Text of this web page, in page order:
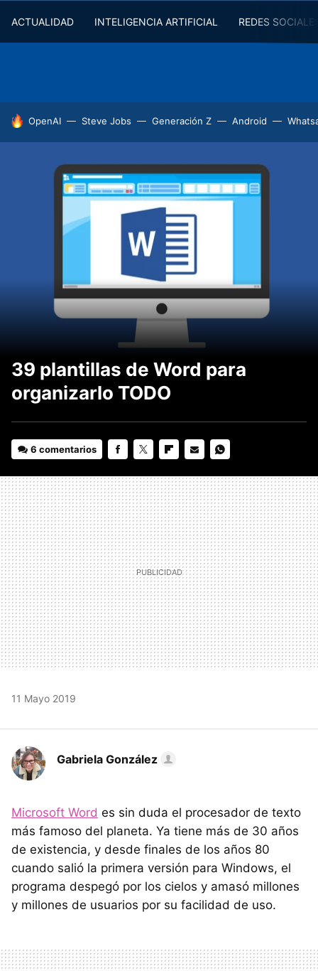
ACTUALIDAD INTELIGENCIA ARTIFICIAL REDES
HOY SE HABLA DE
OpenAI Steve Jobs Generación Z Android
39 plantillas de Word para
organizarlo TODO
6 comentarios
MAIL
11 Mayo 2019
Gabriela González
Microsoft Word es sin duda el procesador de texto
más famoso del planeta. Ya tiene más de 30 años
de existencia, y desde finales de los años 80
cuando salió la primera versión para Windows, el
programa despegó por los cielos y amasó millones
y millones de usuarios por su facilidad de uso.